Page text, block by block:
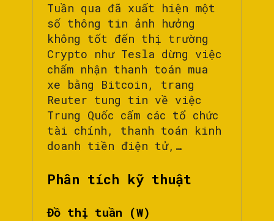
Tuần qua đã xuất hiện một
số thông tin ảnh hưởng
không tốt đến thị trường
Crypto như Tesla dừng việc
chấm nhận thanh toán mua
xe bằng Bitcoin, trang
Reuter tung tin về việc
Trung Quốc cấm các tổ chức
tài chính, thanh toán kinh
doanh tiền điện tử,…
Phân tích kỹ thuật
Đồ thị tuần (W)